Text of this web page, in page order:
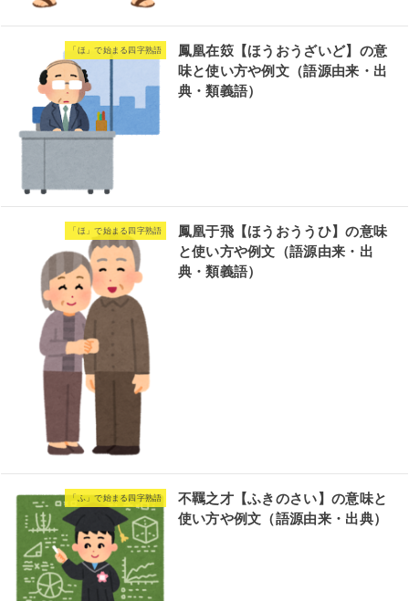
「ほ」で始まる四字熟語
鳳凰在笯【ほうおうざいど】の意
味と使い方や例文（語源由来・出
典・類義語）
「ほ」で始まる四字熟語
鳳凰于飛【ほうおううひ】の意味
と使い方や例文（語源由来・出
典・類義語）
「ふ」で始まる四字熟語
不羈之才【ふきのさい】の意味と
使い方や例文（語源由来・出典）